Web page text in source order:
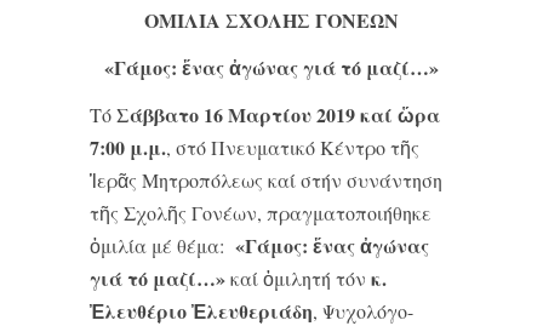
ΟΜΙΛΙΑ ΣΧΟΛΗΣ ΓΟΝΕΩΝ
«Γάμος: ἕνας ἀγώνας γιά τό μαζί…»
ΤόΣάββατο 16 Μαρτίου 2019 καί ὥρα
7:00 μ.μ., στό Πνευματικό Κέντρο τῆς
Ἱερᾶς Μητροπόλεως καί στήν συνάντηση
τῆς Σχολῆς Γονέων, πραγματοποιήθηκε
ὁμιλία μέ θέμα: «Γάμος: ἕνας ἀγώνας
γιά τό μαζί…»καί ὁμιλητή τόν κ.
Ἐλευθέριο Ἐλευθεριάδη, Ψυχολόγο-